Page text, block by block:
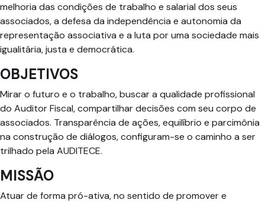
melhoria das condições de trabalho e salarial dos seus
associados, a defesa da independência e autonomia da
representação associativa e a luta por uma sociedade mais
igualitária, justa e democrática.
OBJETIVOS
Mirar o futuro e o trabalho, buscar a qualidade profissional
do Auditor Fiscal, compartilhar decisões com seu corpo de
associados. Transparência de ações, equilíbrio e parcimônia
na construção de diálogos, configuram-se o caminho a ser
trilhado pela AUDITECE.
MISSÃO
Atuar de forma pró-ativa, no sentido de promover e